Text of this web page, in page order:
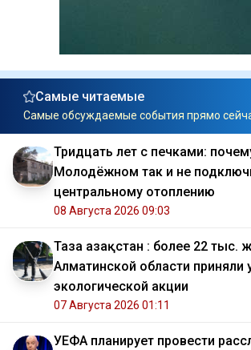
Самые читаемые
Самые обсуждаемые события прямо
Тридцать лет с печками:
Молодёжном так и не
центральному отоплению
08 Августа 2026 09:03
Таза Қазақстан : более 22 тыс.
Алматинской области приняли
экологической акции
07 Августа 2026 01:11
УЕФА планирует провести